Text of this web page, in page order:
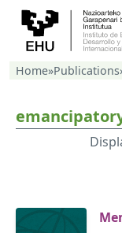
Home»Publications